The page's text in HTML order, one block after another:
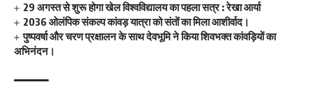
29 अगस्त से शुरू होगा खेल विश्वविद्यालय का पहला सत्र : रेखा आर्या
2036 ओलंपिक संकल्प कांवड़ यात्रा को संतों का मिला आशीर्वाद।
पुष्पवर्षा और चरण प्रक्षालन के साथ देवभूमि ने किया शिवभक्त कांवड़ियों का
अभिनंदन।